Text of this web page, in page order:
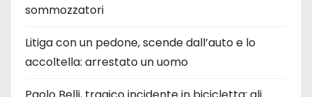
sommozzatori
Litiga con un pedone, scende dall’auto e lo
accoltella: arrestato un uomo